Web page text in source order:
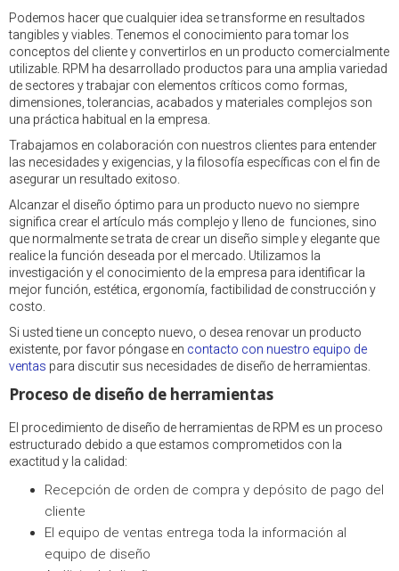
Podemos hacer que cualquier idea se transforme en resultados
tangibles y viables. Tenemos el conocimiento para tomar los
conceptos del cliente y convertirlos en un producto comercialmente
utilizable. RPM ha desarrollado productos para una amplia variedad
de sectores y trabajar con elementos críticos como formas,
dimensiones, tolerancias, acabados y materiales complejos son
una práctica habitual en la empresa.
Trabajamos en colaboración con nuestros clientes para entender
las necesidades y exigencias, y la filosofía específicas con el fin de
asegurar un resultado exitoso.
Alcanzar el diseño óptimo para un producto nuevo no siempre
significa crear el artículo más complejo y lleno de funciones, sino
que normalmente se trata de crear un diseño simple y elegante que
realice la función deseada por el mercado. Utilizamos la
investigación y el conocimiento de la empresa para identificar la
mejor función, estética, ergonomía, factibilidad de construcción y
costo.
Si usted tiene un concepto nuevo, o desea renovar un producto
existente, por favor póngase en contacto con nuestro equipo de
ventas para discutir sus necesidades de diseño de herramientas.
Proceso de diseño de herramientas
El procedimiento de diseño de herramientas de RPM es un proceso
estructurado debido a que estamos comprometidos con la
exactitud y la calidad:
Recepción de orden de compra y depósito de pago del
cliente
El equipo de ventas entrega toda la información al
equipo de diseño